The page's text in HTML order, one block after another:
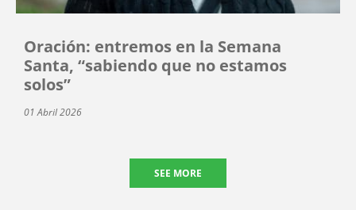
Oración: entremos en la Semana
Santa, “sabiendo que no estamos
solos”
01 Abril 2026
SEE MORE